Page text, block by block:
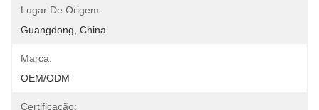
Lugar De Origem:
Guangdong, China
Marca:
OEM/ODM
Certificação: